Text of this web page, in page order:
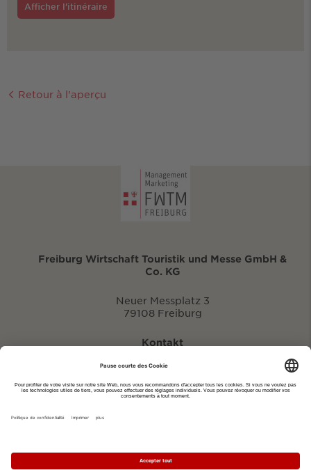
Afficher l'itinéraire
Retour à l'aperçu
Freiburg Wirtschaft Touristik und Messe GmbH &
Co. KG
Neuer Messplatz 3
79108 Freiburg
Kontakt
eventportal@fwtm.de
Imprimer